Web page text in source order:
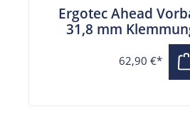
Ergotec Ahead
31,8 mm
Auslage
62,90 €*